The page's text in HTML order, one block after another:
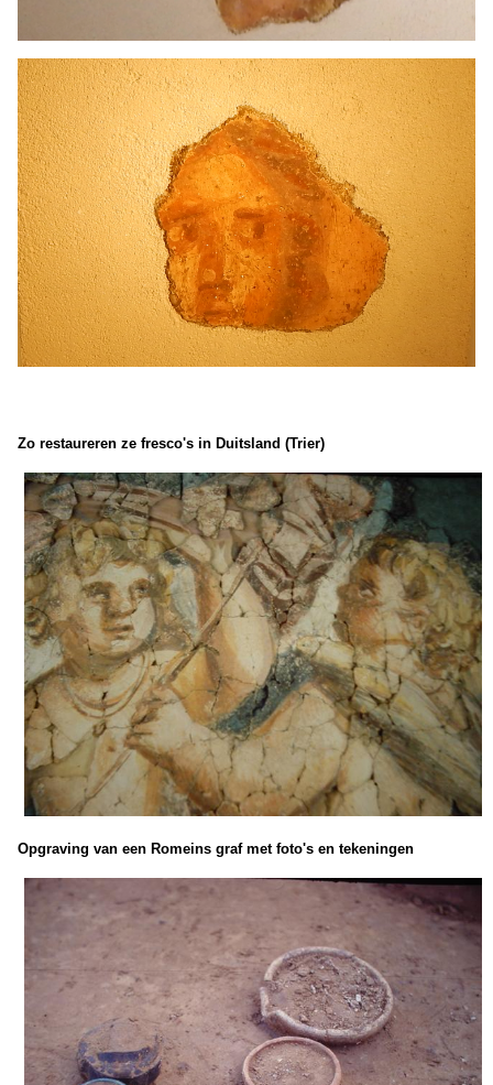
Zo restaureren ze fresco's in Duitsland (Trier)
Opgraving van een Romeins graf met foto's en tekeningen